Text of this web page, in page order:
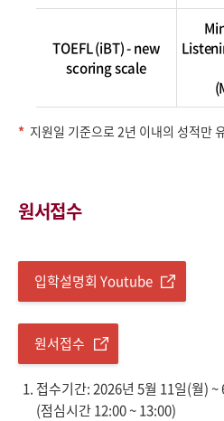
TOEFL (iBT) - new
scoring scale
지원일 기준으로 2년 이내의 성적만
원서접수
입학설명회 Youtube
원서접수
접수기간: 2026년 5월 11일(월)
(점심시간 12:00 ~ 13:00)